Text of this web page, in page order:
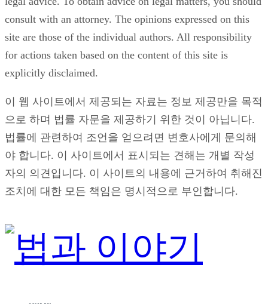
consult with an attorney. The opinions expressed on this
site are those of the individual authors. All responsibility
for actions taken based on the content of this site is
explicitly disclaimed.
이 웹 사이트에서 제공되는 자료는 정보 제공만을 목적
으로 하며 법률 자문을 제공하기 위한 것이 아닙니다.
법률에 관련하여 조언을 얻으려면 변호사에게 문의해
야 합니다. 이 사이트에서 표시되는 견해는 개별 작성
자의 의견입니다. 이 사이트의 내용에 근거하여 취해진
조치에 대한 모든 책임은 명시적으로 부인합니다.